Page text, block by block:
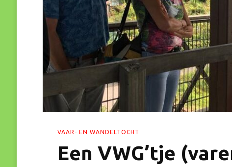
VAAR- EN WANDELTOCHT
Een VWG’tje